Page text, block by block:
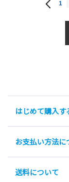
1
はじめて購入す
お支払い方法に
送料について